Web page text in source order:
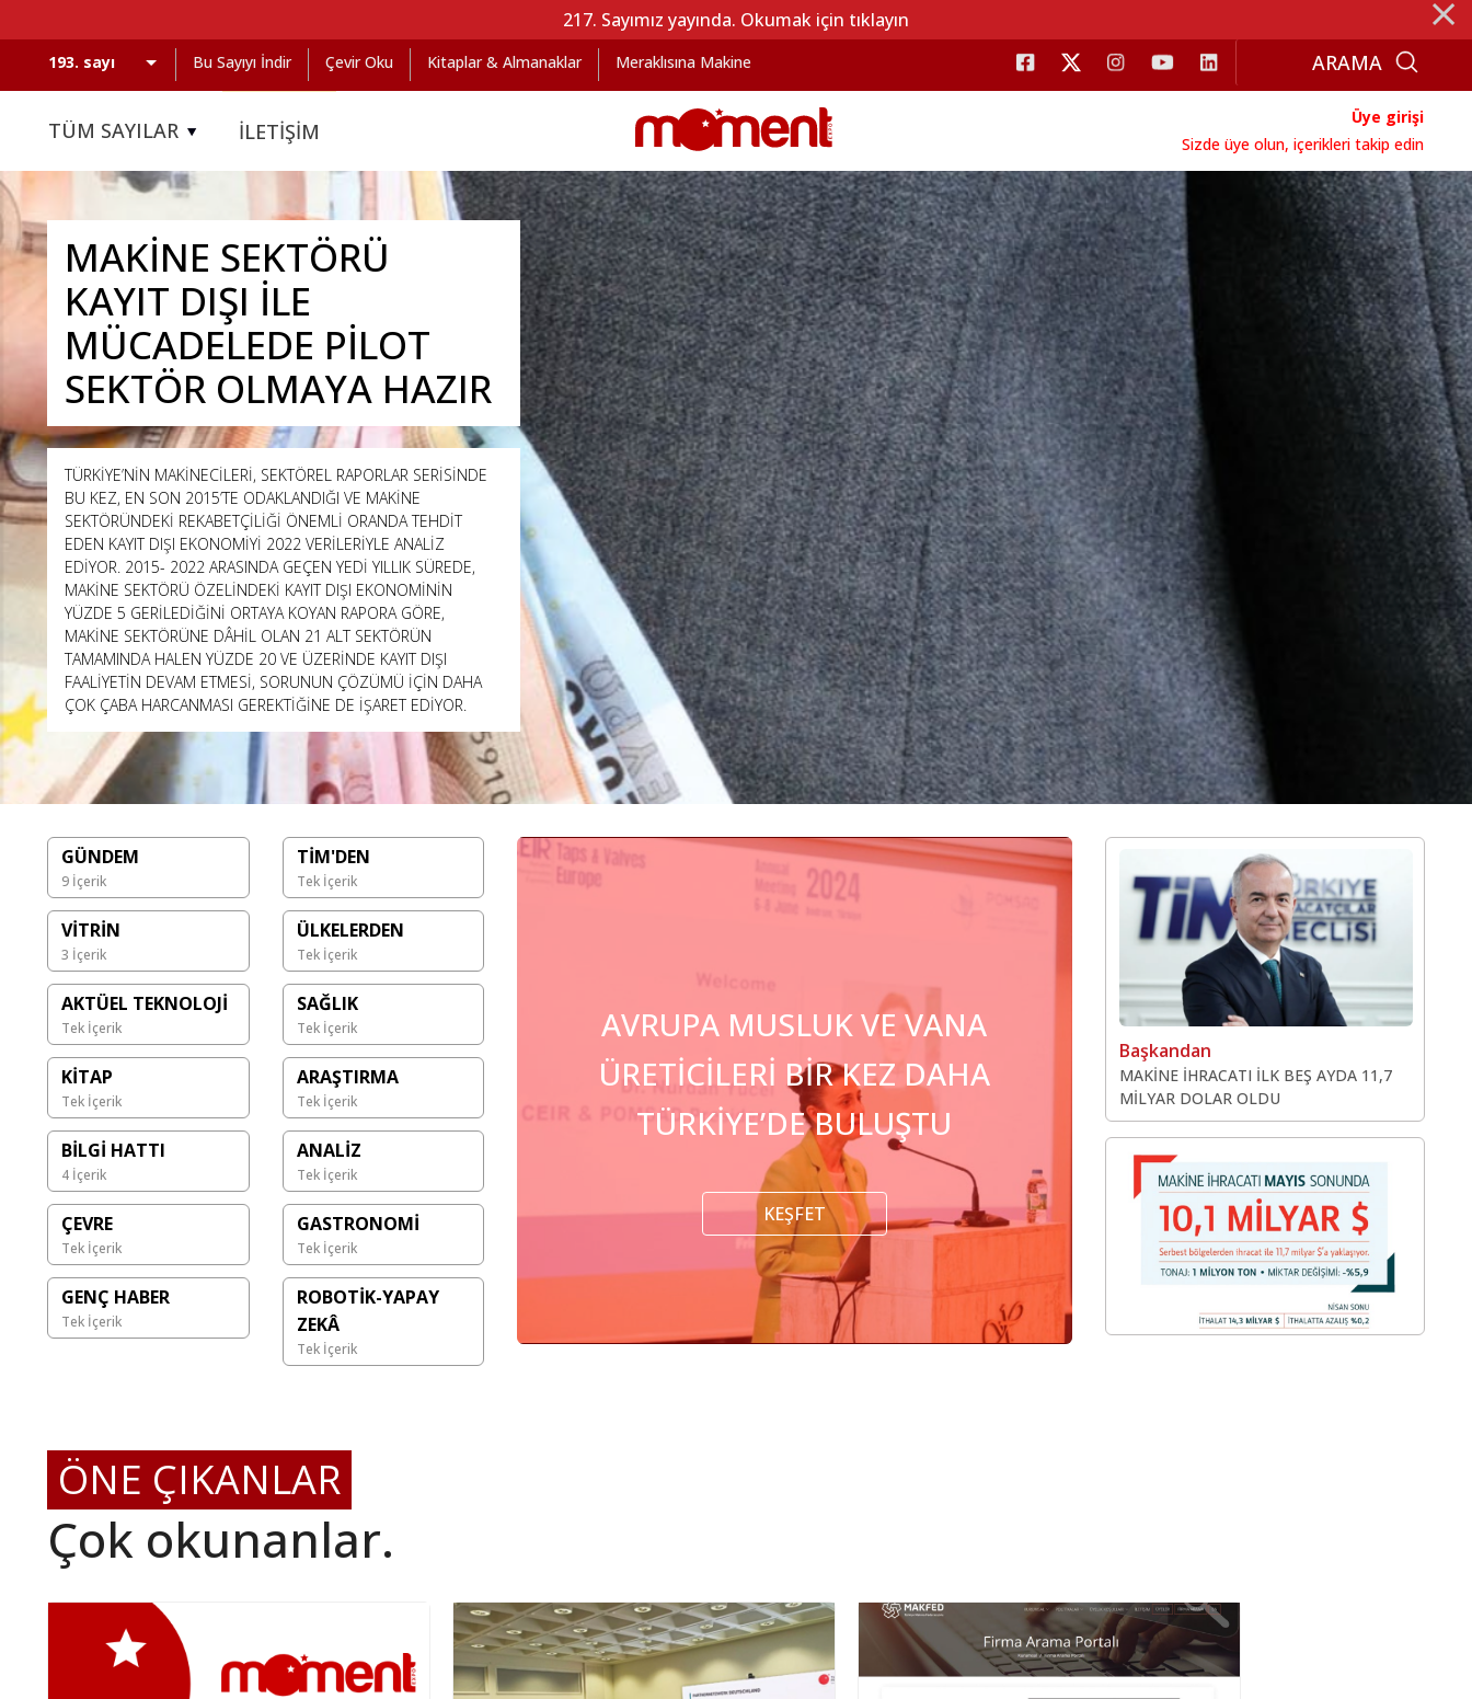
217. Sayımız yayında. Okumak için tıklayın ⨯
Bu Sayıyı İndir Çevir Oku Kitaplar & Almanaklar Meraklısına Makine
TÜM SAYILAR İLETİŞİM
Üye girişi
Sizde üye olun, içerikleri takip edin
MAKİNE SEKTÖRÜ
KAYIT DIŞI İLE
MÜCADELEDE PİLOT
SEKTÖR OLMAYA HAZIR
TÜRKİYE’NİN MAKİNECİLERİ, SEKTÖREL RAPORLAR SERİSİNDE
BU KEZ, EN SON 2015’TE ODAKLANDIĞI VE MAKİNE
SEKTÖRÜNDEKİ REKABETÇİLİĞİ ÖNEMLİ ORANDA TEHDİT
EDEN KAYIT DIŞI EKONOMİYİ 2022 VERİLERİYLE ANALİZ
EDİYOR. 2015- 2022 ARASINDA GEÇEN YEDİ YILLIK SÜREDE,
MAKİNE SEKTÖRÜ ÖZELİNDEKİ KAYIT DIŞI EKONOMİNİN
YÜZDE 5 GERİLEDİĞİNİ ORTAYA KOYAN RAPORA GÖRE,
MAKİNE SEKTÖRÜNE DÂHİL OLAN 21 ALT SEKTÖRÜN
TAMAMINDA HALEN YÜZDE 20 VE ÜZERİNDE KAYIT DIŞI
FAALİYETİN DEVAM ETMESİ, SORUNUN ÇÖZÜMÜ İÇİN DAHA
ÇOK ÇABA HARCANMASI GEREKTİĞİNE DE İŞARET EDİYOR.
GÜNDEM
9 İçerik
TİM'DEN
Tek İçerik
VİTRİN
3 İçerik
ÜLKELERDEN
Tek İçerik
AKTÜEL TEKNOLOJİ
Tek İçerik
SAĞLIK
Tek İçerik
KİTAP
Tek İçerik
ARAŞTIRMA
Tek İçerik
BİLGİ HATTI
4 İçerik
ANALİZ
Tek İçerik
ÇEVRE
Tek İçerik
GASTRONOMİ
Tek İçerik
GENÇ HABER
Tek İçerik
ROBOTİK-YAPAY
ZEKÂ
Tek İçerik
AVRUPA MUSLUK VE VANA
ÜRETİCİLERİ BİR KEZ DAHA
TÜRKİYE’DE BULUŞTU
KEŞFET
AVRUPA MUSLUK VE VANA
ÜRETİCİLERİ BİR KEZ DAHA
TÜRKİYE’DE BULUŞTU
KEŞFET
AVRUPA MUSLUK VE
ÜRETİCİLERİ BİR KEZ
TÜRKİYE’DE
KEŞFET
Başkandan
MAKİNE İHRACATI İLK BEŞ AYDA 11,7
MİLYAR DOLAR OLDU
ÖNE ÇIKANLAR
Çok okunanlar.